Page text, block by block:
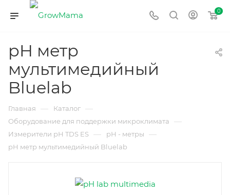
0
pH метр
мультимедийный
Bluelab
Главная — Каталог —
Оборудование для поддержки микроклимата —
Измерители рН TDS ES — рН - метры —
pH метр мультимедийный Bluelab